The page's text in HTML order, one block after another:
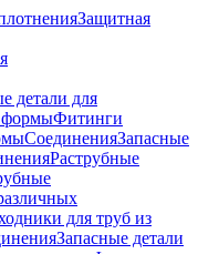
Защитная
детали для
формыФитинги
СоединенияЗапасные
Раструбные
для труб из
Запасные детали